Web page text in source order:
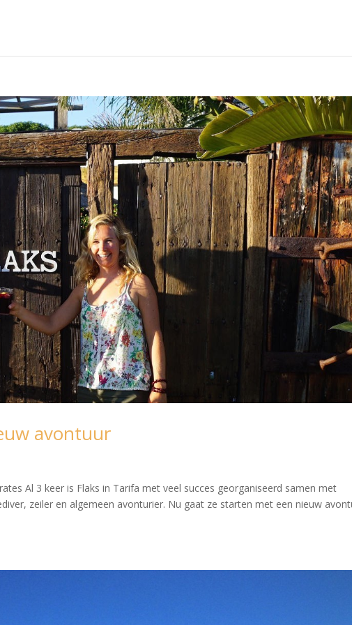
avontuur
Al 3 keer is Flaks in Tarifa met veel succes georganiseerd samen met
zeiler en algemeen avonturier. Nu gaat ze starten met een nieuw